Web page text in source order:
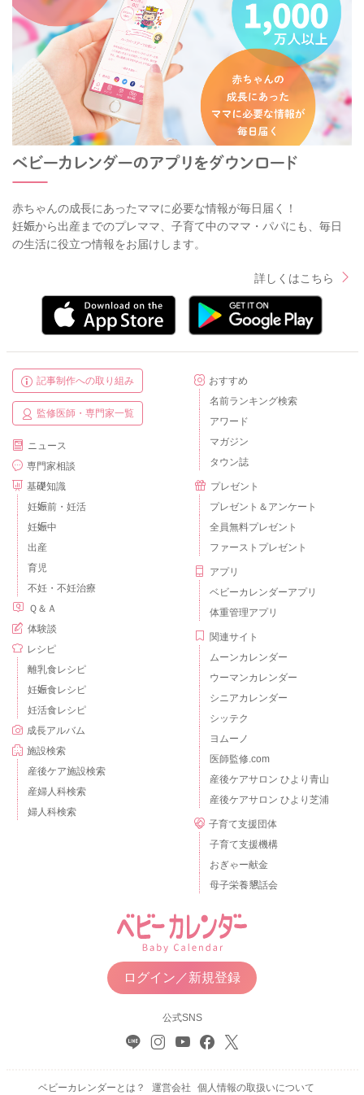
赤ちゃんの成長にあったママに必要な情報が毎日届く！
妊娠から出産までのプレママ、子育て中のママ・パパにも、毎日
の生活に役立つ情報をお届けします。
詳しくはこちら
記事制作への取り組み
監修医師・専門家一覧
ニュース
専門家相談
基礎知識
妊娠前・妊活
妊娠中
出産
育児
不妊・不妊治療
Ｑ＆Ａ
体験談
レシピ
離乳食レシピ
妊娠食レシピ
妊活食レシピ
成長アルバム
施設検索
産後ケア施設検索
産婦人科検索
婦人科検索
おすすめ
名前ランキング検索
アワード
マガジン
タウン誌
プレゼント
プレゼント＆アンケート
全員無料プレゼント
ファーストプレゼント
アプリ
ベビーカレンダーアプリ
体重管理アプリ
関連サイト
ムーンカレンダー
ウーマンカレンダー
シニアカレンダー
シッテク
ヨムーノ
医師監修.com
産後ケアサロン ひより青山
産後ケアサロン ひより芝浦
子育て支援団体
子育て支援機構
おぎゃー献金
母子栄養懇話会
ログイン／新規登録
公式SNS
ベビーカレンダーとは？ 運営会社 個人情報の取扱いについて